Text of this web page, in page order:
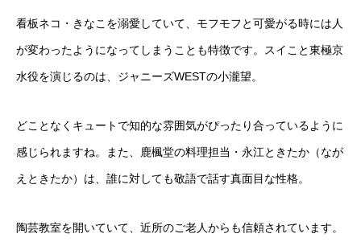
看板ネコ・きなこを溺愛していて、モフモフと可愛がる時には人
が変わったようになってしまうことも特徴です。スイこと東極京
水役を演じるのは、ジャニーズWESTの小瀧望。
どことなくキュートで知的な雰囲気がぴったり合っているように
感じられますね。また、鹿楓堂の料理担当・永江ときたか（なが
えときたか）は、誰に対しても敬語で話す真面目な性格。
陶芸教室を開いていて、近所のご老人からも信頼されています。